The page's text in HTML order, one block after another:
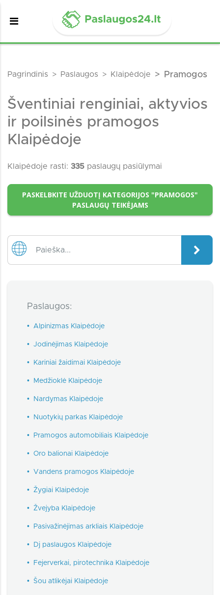
Pagrindinis Paslaugos Klaipėdoje Pramogos
Šventiniai renginiai, aktyvios
ir poilsinės pramogos
Klaipėdoje
Klaipėdoje rasti: 335 paslaugų pasiūlymai
PASKELBKITE UŽDUOTĮ KATEGORIJOS "PRAMOGOS"
PASLAUGŲ TEIKĖJAMS
Paslaugos:
• Alpinizmas Klaipėdoje
• Jodinėjimas Klaipėdoje
• Kariniai žaidimai Klaipėdoje
• Medžioklė Klaipėdoje
• Nardymas Klaipėdoje
• Nuotykių parkas Klaipėdoje
• Pramogos automobiliais Klaipėdoje
• Oro balionai Klaipėdoje
• Vandens pramogos Klaipėdoje
• Žygiai Klaipėdoje
• Žvejyba Klaipėdoje
• Pasivažinėjimas arkliais Klaipėdoje
• Dj paslaugos Klaipėdoje
• Fejerverkai, pirotechnika Klaipėdoje
• Šou atlikėjai Klaipėdoje